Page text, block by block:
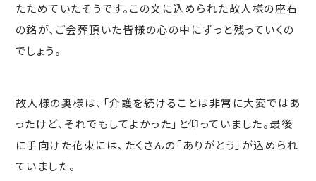
たためていたそうです。この文に込められた故人様の座右
の銘が、ご会葬頂いた皆様の心の中にずっと残っていくの
でしょう。
故人様の奥様は、「介護を続けることは非常に大変ではあ
ったけど、それでもしてよかった」と仰っていました。最後
に手向けた花束には、たくさんの「ありがとう」が込められ
ていました。